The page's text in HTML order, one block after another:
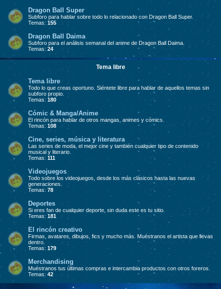
Dragon Ball Super
Subforo para hablar sobre todo lo relacionado con Dragon Ball Super.
Temas: 155
Dragon Ball Daima
Subforo para el análisis semanal del anime de Dragon Ball Daima.
Temas: 24
Tema libre
Tema libre
Todo lo que creas oportuno. Siéntete libre para hablar de aquellos temas sin
subforo propio.
Temas: 180
Cómic & Manga/Anime
El rincón para hablar de otros mangas, animes y cómics.
Temas: 108
Cine, series, música y literatura
Las series de moda, el mejor cine y también cualquier tipo de contenido
musical y literario.
Temas: 111
Videojuegos
Todo sobre los videojuegos, desde los más clásicos hasta las nuevas
generaciones.
Temas: 78
Deportes
Si eres fan de cualquier deporte, sin duda este es tu sitio.
Temas: 181
El rincón creativo
Firmas, avatares, dibujos, fics y mucho más. Muéstranos el artista que llevas
dentro.
Temas: 179
Merchandising
Muéstranos tus últimas compras e intercambia productos con otros foreros.
Temas: 42